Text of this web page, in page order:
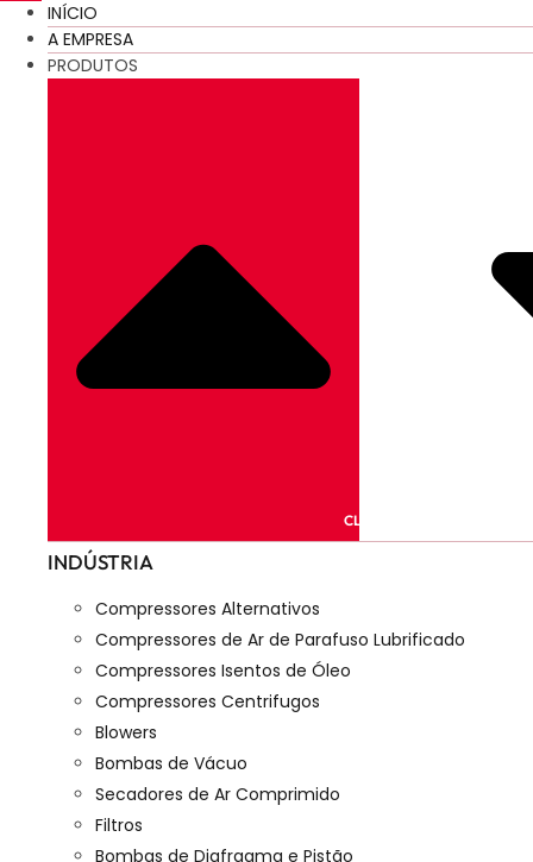
INÍCIO
A EMPRESA
PRODUTOS
CLOSE PRODUTOS
INDÚSTRIA
Compressores Alternativos
Compressores de Ar de Parafuso Lubrificado
Compressores Isentos de Óleo
Compressores Centrifugos
Blowers
Bombas de Vácuo
Secadores de Ar Comprimido
Filtros
Bombas de Diafragma e Pistão